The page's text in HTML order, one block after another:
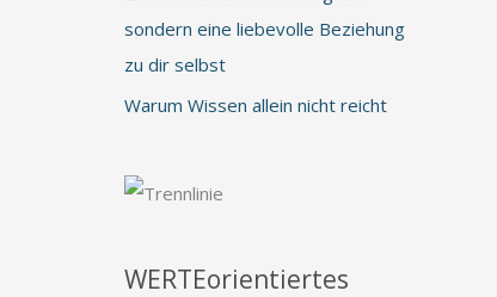
sondern eine liebevolle Beziehung
zu dir selbst
Warum Wissen allein nicht reicht
WERTEorientiertes